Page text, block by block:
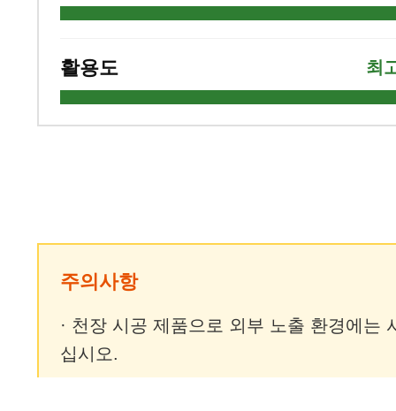
활용도 최
주의사항
· 천장 시공 제품으로 외부 노출 환경에는
십시오.